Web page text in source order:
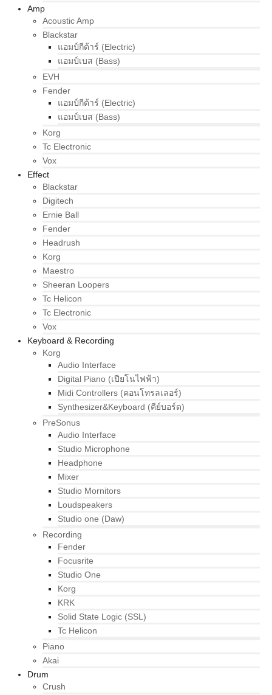
Amp
Acoustic Amp
Blackstar
แอมป์กีต้าร์ (Electric)
แอมป์เบส (Bass)
EVH
Fender
แอมป์กีต้าร์ (Electric)
แอมป์เบส (Bass)
Korg
Tc Electronic
Vox
Effect
Blackstar
Digitech
Ernie Ball
Fender
Headrush
Korg
Maestro
Sheeran Loopers
Tc Helicon
Tc Electronic
Vox
Keyboard & Recording
Korg
Audio Interface
Digital Piano (เปียโนไฟฟ้า)
Midi Controllers (คอนโทรลเลอร์)
Synthesizer&Keyboard (คีย์บอร์ด)
PreSonus
Audio Interface
Studio Microphone
Headphone
Mixer
Studio Mornitors
Loudspeakers
Studio one (Daw)
Recording
Fender
Focusrite
Studio One
Korg
KRK
Solid State Logic (SSL)
Tc Helicon
Piano
Akai
Drum
Crush